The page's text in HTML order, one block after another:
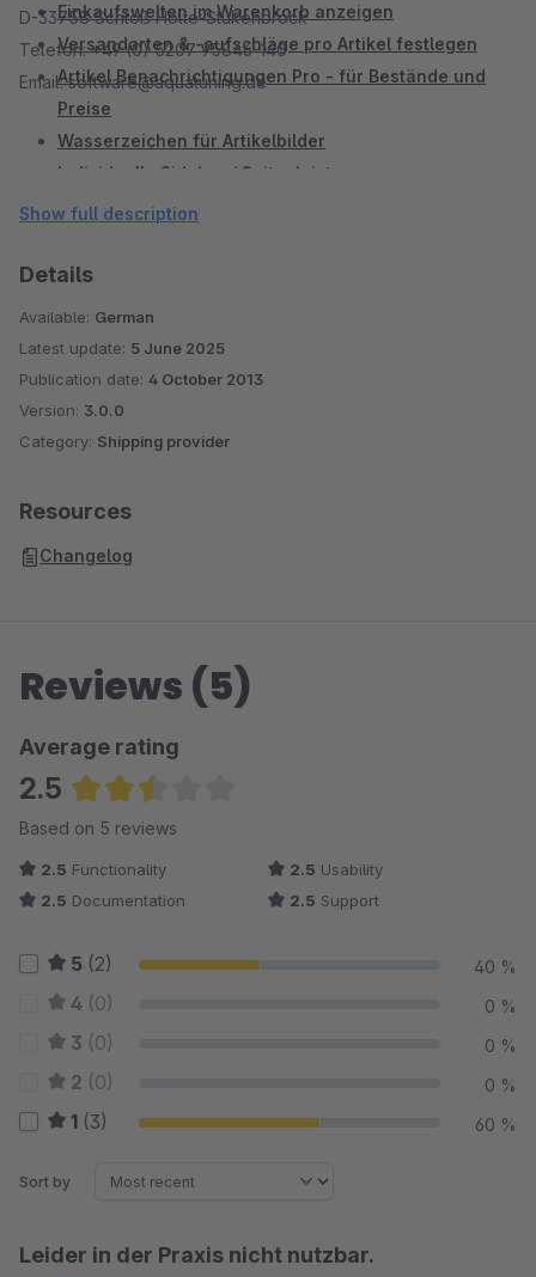
Einkaufswelten im Warenkorb anzeigen
Versandarten & -aufschläge pro Artikel festlegen
Artikel Benachrichtigungen Pro - für Bestände und
Preise
Wasserzeichen für Artikelbilder
Individuelle Sidebar / Seitenleiste
Mention XML Schnittstelle
D-33758 Schloß Holte-Stukenbrock
Telefon: +49 (0) 5207 95846-140
Email: software@aquatuning.de
Show full description
Details
Available: German
Latest update: 5 June 2025
Publication date: 4 October 2013
Version: 3.0.0
Category: Shipping provider
Resources
Changelog
Reviews (5)
Average rating
2.5
Average rating of 2.5 out of 5 stars
Based on 5 reviews
2.5 Functionality 2.5 Usability
2.5 Documentation 2.5 Support
5 (2) 40 %
4 (0) 0 %
3 (0) 0 %
2 (0) 0 %
1 (3) 60 %
Sort by
Leider in der Praxis nicht nutzbar.